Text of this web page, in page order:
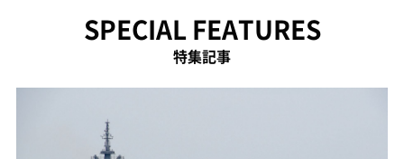
SPECIAL FEATURES
特集記事